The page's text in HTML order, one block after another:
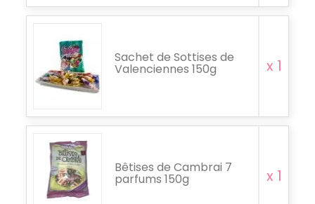
Sachet de Sottises de
Valenciennes 150g x 1
Bêtises de Cambrai 7
parfums 150g x 1